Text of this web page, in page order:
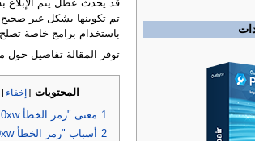
تم تكوينها بشكل غير
باستخدام برامج خاصة تصلح
توفر المقالة تفاصيل حول
المحتويات [إخفاء ]
1 معنى "رمز الخطأ 0xw"
2 أسباب "رمز الخطأ 0xw"
(UAC) click
changes